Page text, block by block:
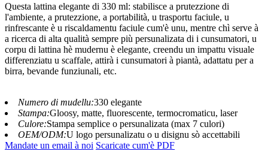
Questa lattina elegante di 330 ml: stabilisce a prutezzione di
l'ambiente, a prutezzione, a portabilità, u trasportu faciule, u
rinfrescante è u riscaldamentu faciule cum'è unu, mentre chì serve à
a ricerca di alta qualità sempre più persunalizata di i cunsumatori, u
corpu di lattina hè mudernu è elegante, creendu un impattu visuale
differenziatu u scaffale, attirà i cunsumatori à piantà, adattatu per a
birra, bevande funziunali, etc.
Numero di mudellu:330 elegante
Stampa:Gloosy, matte, fluorescente, termocromaticu, laser
Culore:Stampa semplice o persunalizata (max 7 culori)
OEM/ODM:U logo persunalizatu o u disignu sò accettabili
Mandate un email à noi Scaricate cum'è PDF